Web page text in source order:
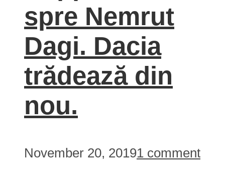
spre Nemrut
Dagi. Dacia
trădează din
nou.
November 20, 20191 comment